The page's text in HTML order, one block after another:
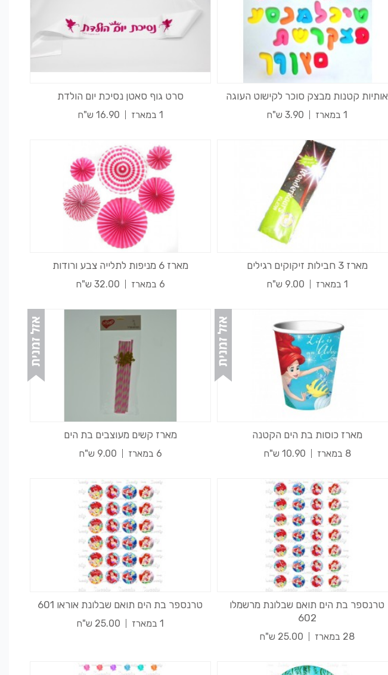
אותיות קטנות מבצק סוכר לקישוט העוגה
1 במארז 3.90 ש"ח
סרט גוף סאטן נסיכת יום הולדת
1 במארז 16.90 ש"ח
מארז 3 חבילות זיקוקים רגילים
1 במארז 9.00 ש"ח
מארז 6 מניפות לתלייה צבע ורודות
6 במארז 32.00 ש"ח
מארז כוסות בת הים הקטנה
8 במארז 10.90 ש"ח
מארז קשים מעוצבים בת הים
6 במארז 9.00 ש"ח
טרנספר בת הים תואם שבלונת מרשמלו
602
28 במארז 25.00 ש"ח
טרנספר בת הים תואם שבלונת אוראו 601
1 במארז 25.00 ש"ח